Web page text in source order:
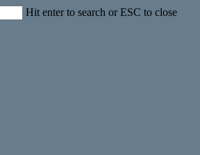
Hit enter to search or ESC to close